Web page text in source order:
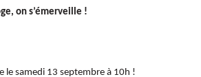
on s’émerveille !
le samedi 13 septembre à 10h !